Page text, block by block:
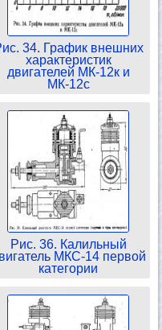
34. График внешних
характеристик
двигателей МК-12к и
МК-12с
Рис. 36. Калильный
МКС-14 первой
категории